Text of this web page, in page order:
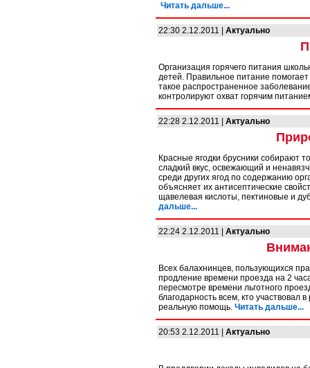
Читать дальше...
22:30 2.12.2011 | Актуально
Организация горячего питания
детей. Правильное питание
такое распространенное
контролируют охват горячим
22:28 2.12.2011 | Актуально
Красные ягодки брусники собирают
сладкий вкус, освежающий и
среди других ягод по содержанию
объясняет их антисептические
щавелевая кислоты, пектиновые и
дальше...
22:24 2.12.2011 | Актуально
Всех балахнинцев, пользующихся
продление времени проезда на 2
пересмотре времени льготного
благодарность всем, кто
реальную помощь. Читать дальше...
20:53 2.12.2011 | Актуально